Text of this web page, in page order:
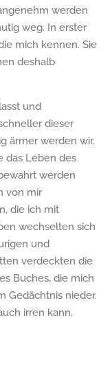
werden
weg. In erster
mich kennen. Sie
deshalb
und
dieser
ärmer werden wir.
das Leben des
werden
von mir
die ich mit
wechselten sich
und
verdeckten die
Buches, die mich
Gedächtnis nieder.
irren kann.